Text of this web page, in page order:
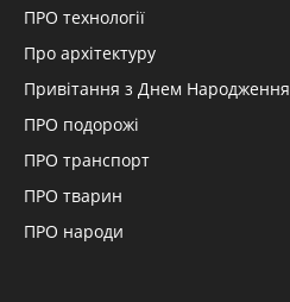
ПРО технології
Про архітектуру
Привітання з Днем Народження
ПРО подорожі
ПРО транспорт
ПРО тварин
ПРО народи